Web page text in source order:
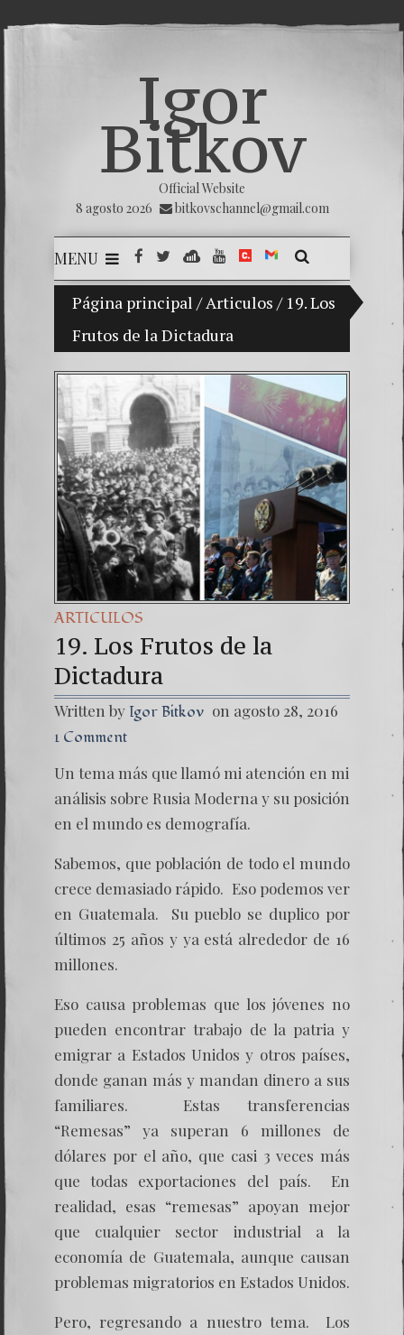
Igor
Bitkov
Official Website
8 agosto 2026
bitkovschannel@gmail.com
MENU
Página principal /Articulos / 19. Los
Frutos de la Dictadura
Mi hijo Vladimir Bitkov, una promesa del tenis
Una
7.
ARTICULOS
19. Los Frutos de la
Dictadura
Written by Igor Bitkov on agosto 28, 2016
1 Comment
Un tema más que llamó mi atención en mi
análisis sobre Rusia Moderna y su posición
en el mundo es demografía.
Sabemos, que población de todo el mundo
crece demasiado rápido. Eso podemos ver
en Guatemala. Su pueblo se duplico por
últimos 25 años y ya está alrededor de 16
millones.
Eso causa problemas que los jóvenes no
pueden encontrar trabajo de la patria y
emigrar a Estados Unidos y otros países,
donde ganan más y mandan dinero a sus
familiares. Estas transferencias
“Remesas” ya superan 6 millones de
dólares por el año, que casi 3 veces más
que todas exportaciones del país. En
realidad, esas “remesas” apoyan mejor
que cualquier sector industrial a la
economía de Guatemala, aunque causan
problemas migratorios en Estados Unidos.
Pero, regresando a nuestro tema. Los